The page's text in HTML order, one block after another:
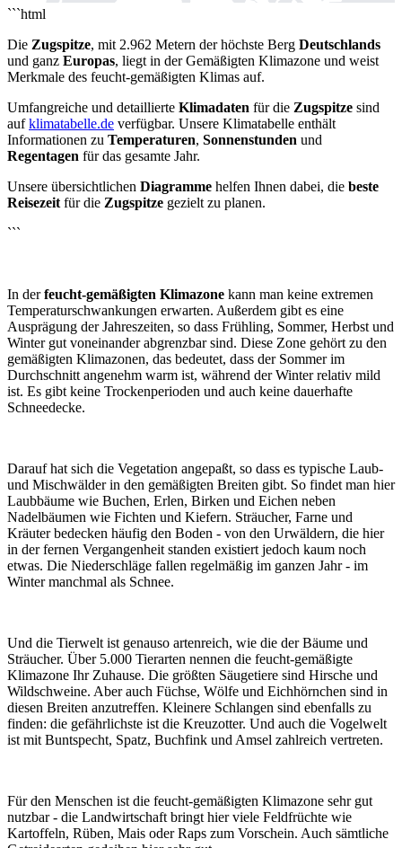
```html
Die Zugspitze, mit 2.962 Metern der höchste Berg Deutschlands
und ganz Europas, liegt in der Gemäßigten Klimazone und weist
Merkmale des feucht-gemäßigten Klimas auf.
Umfangreiche und detaillierte Klimadaten für die Zugspitze sind
aufklimatabelle.de verfügbar. Unsere Klimatabelle enthält
Informationen zu Temperaturen, Sonnenstunden und
Regentagen für das gesamte Jahr.
Unsere übersichtlichen Diagramme helfen Ihnen dabei, die beste
Reisezeit für die Zugspitze gezielt zu planen.
```
In derfeucht-gemäßigten Klimazone kann man keine extremen
Temperaturschwankungen erwarten. Außerdem gibt es eine
Ausprägung der Jahreszeiten, so dass Frühling, Sommer, Herbst und
Winter gut voneinander abgrenzbar sind. Diese Zone gehört zu den
gemäßigten Klimazonen, das bedeutet, dass der Sommer im
Durchschnitt angenehm warm ist, während der Winter relativ mild
ist. Es gibt keine Trockenperioden und auch keine dauerhafte
Schneedecke.
Darauf hat sich die Vegetation angepaßt, so dass es typische Laub-
und Mischwälder in den gemäßigten Breiten gibt. So findet man hier
Laubbäume wie Buchen, Erlen, Birken und Eichen neben
Nadelbäumen wie Fichten und Kiefern. Sträucher, Farne und
Kräuter bedecken häufig den Boden - von den Urwäldern, die hier
in der fernen Vergangenheit standen existiert jedoch kaum noch
etwas. Die Niederschläge fallen regelmäßig im ganzen Jahr - im
Winter manchmal als Schnee.
Und die Tierwelt ist genauso artenreich, wie die der Bäume und
Sträucher. Über 5.000 Tierarten nennen die feucht-gemäßigte
Klimazone Ihr Zuhause. Die größten Säugetiere sind Hirsche und
Wildschweine. Aber auch Füchse, Wölfe und Eichhörnchen sind in
diesen Breiten anzutreffen. Kleinere Schlangen sind ebenfalls zu
finden: die gefährlichste ist die Kreuzotter. Und auch die Vogelwelt
ist mit Buntspecht, Spatz, Buchfink und Amsel zahlreich vertreten.
Für den Menschen ist die feucht-gemäßigten Klimazone sehr gut
nutzbar - die Landwirtschaft bringt hier viele Feldfrüchte wie
Kartoffeln, Rüben, Mais oder Raps zum Vorschein. Auch sämtliche